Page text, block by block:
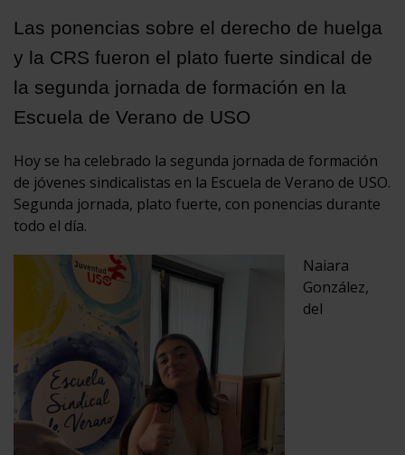
Las ponencias sobre el derecho de huelga
y la CRS fueron el plato fuerte sindical de
la segunda jornada de formación en la
Escuela de Verano de USO
Hoy se ha celebrado la segunda jornada de formación
de jóvenes sindicalistas en la Escuela de Verano de USO.
Segunda jornada, plato fuerte, con ponencias durante
todo el día.
Naiara
González,
del